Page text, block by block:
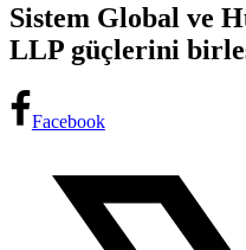
Sistem Global ve
LLP güçlerini
Facebook